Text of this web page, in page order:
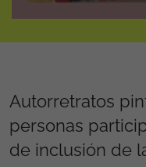
Autorretratos
personas
de inclusión de